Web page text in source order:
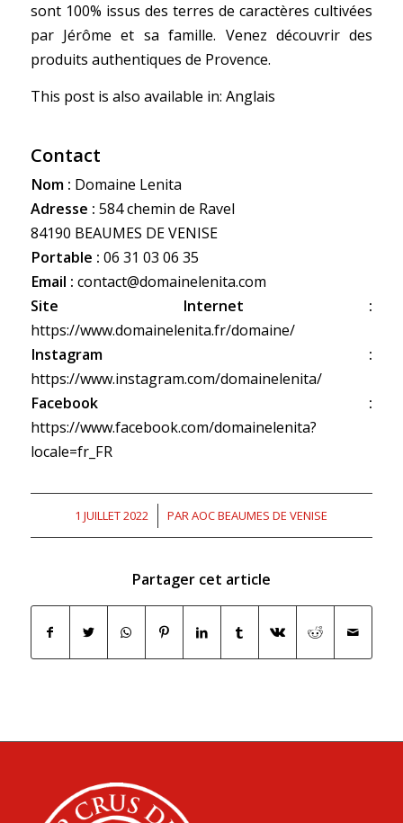
sont 100% issus des terres de caractères cultivées
par Jérôme et sa famille. Venez découvrir des
produits authentiques de Provence.
This post is also available in: Anglais
Contact
Nom : Domaine Lenita
Adresse : 584 chemin de Ravel
84190 BEAUMES DE VENISE
Portable : 06 31 03 06 35
Email : contact@domainelenita.com
Site Internet :
https://www.domainelenita.fr/domaine/
Instagram :
https://www.instagram.com/domainelenita/
Facebook :
https://www.facebook.com/domainelenita?
locale=fr_FR
1 JUILLET 2022
/ PARAOC BEAUMES DE VENISE
Partager cet article